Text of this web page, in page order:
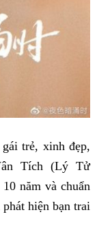
trẻ, xinh đẹp,
Tích (Lý Tử
năm và chuẩn
hiện bạn trai